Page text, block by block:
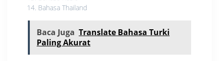
Bahasa Thailand
Baca Juga Translate Bahasa Turki
Paling Akurat